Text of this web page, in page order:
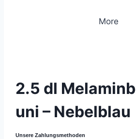
More
2.5 dl
uni – Nebelblau
Unsere Zahlungsmethoden